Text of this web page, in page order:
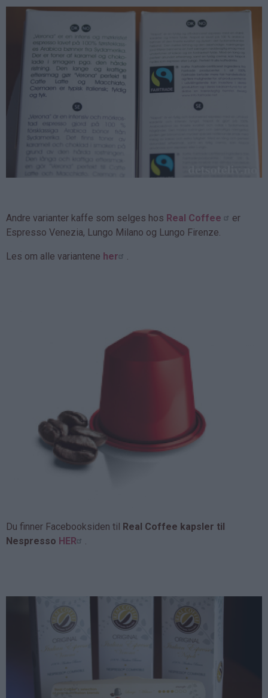
Andre varianter kaffe som selges hos Real Coffee
er
Espresso Venezia, Lungo Milano og Lungo Firenze.
Les om alle variantene her
Du finner Facebooksiden til Real Coffee kapsler til
Nespresso HER